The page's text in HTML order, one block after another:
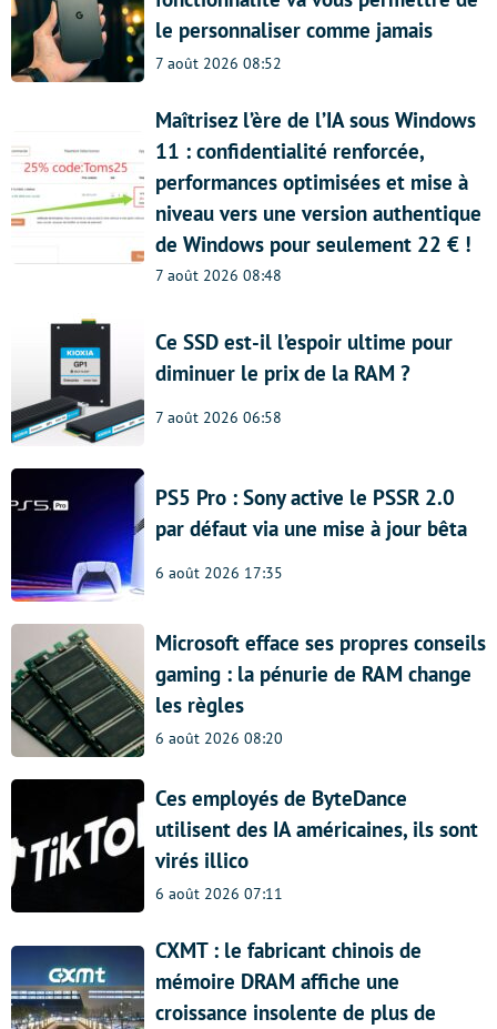
le personnaliser comme jamais
7 août 2026 08:52
Maîtrisez l’ère de l’IA sous Windows
11 : confidentialité renforcée,
performances optimisées et mise à
niveau vers une version authentique
de Windows pour seulement 22 € !
7 août 2026 08:48
Ce SSD est-il l’espoir ultime pour
diminuer le prix de la RAM ?
7 août 2026 06:58
PS5 Pro : Sony active le PSSR 2.0
par défaut via une mise à jour bêta
6 août 2026 17:35
Microsoft efface ses propres conseils
gaming : la pénurie de RAM change
les règles
6 août 2026 08:20
Ces employés de ByteDance
utilisent des IA américaines, ils sont
virés illico
6 août 2026 07:11
CXMT : le fabricant chinois de
mémoire DRAM affiche une
croissance insolente de plus de